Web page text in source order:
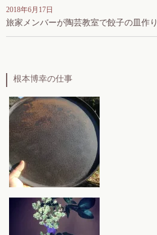
2018年6月17日
旅家メンバーが陶芸教室で餃子の皿作り
根本博幸の仕事